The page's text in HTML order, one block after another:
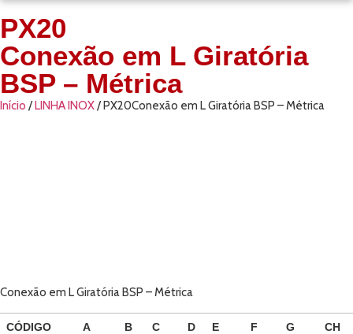
PX20
Conexão em L Giratória
BSP – Métrica
Início / LINHA INOX/ PX20Conexão em L Giratória BSP – Métrica
Conexão em L Giratória BSP – Métrica
CÓDIGO A B C D E F G CH